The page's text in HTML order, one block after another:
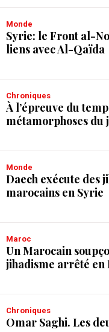
Monde
Syrie: le Front al-
liens avec Al-Qaïda
Chroniques
À l’épreuve du
métamorphoses du
Monde
Daech exécute des
marocains en Syrie
Maroc
Un Marocain
jihadisme arrêté en
Chroniques
Omar Saghi. Les